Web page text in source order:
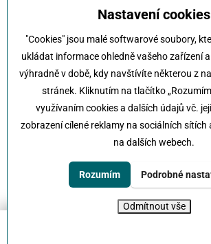
Nastavení cookies
"Cookies" jsou malé softwarové soubory,
ukládat informace ohledně vašeho zařízení
výhradně v době, kdy navštívíte některou z
stránek. Kliknutím na tlačítko
využívaním cookies a dalších údajů vč.
zobrazení cílené reklamy na sociálních sítích
na dalších webech.
Rozumím Podrobné
Odmítnout vše
Kola
provozu
Klokočka - Na každé cestě s
Karlovarská 814/115 , 161 00
+420 222 197 111
© 2026 KlokočkaTvorba webuUVM